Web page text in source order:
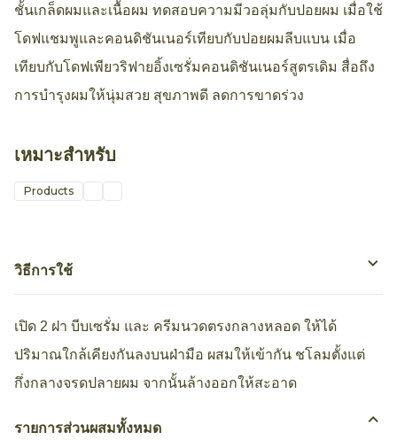
ชั้นเกล็ดผมและเนื้อผม ทดสอบความมีวอลุ่มกับปอยผม เมื่อใช้
โดฟแชมพูและคอนดิชันเนอร์เทียบกับปอยผมลีบแบน เมื่อ
เทียบกับโดฟเพียวริฟายอิ้งเซรั่มคอนดิชันเนอร์สูตรเดิม สื่อถึง
การบำรุงผมให้นุ่มสวย สุขภาพดี ลดการขาดร่วง
เหมาะสำหรับ
Products
วิธีการใช้
เปิด 2 ฝา บีบเซรั่ม และ ครีมนวดตรงกลางหลอด ให้ได้
ปริมาณใกล้เคียงกันลงบนฝ่ามือ ผสมให้เข้ากัน ชโลมตั้งแต่
กึ่งกลางจรดปลายผม จากนั้นล้างออกให้สะอาด
รายการส่วนผสมทั้งหมด